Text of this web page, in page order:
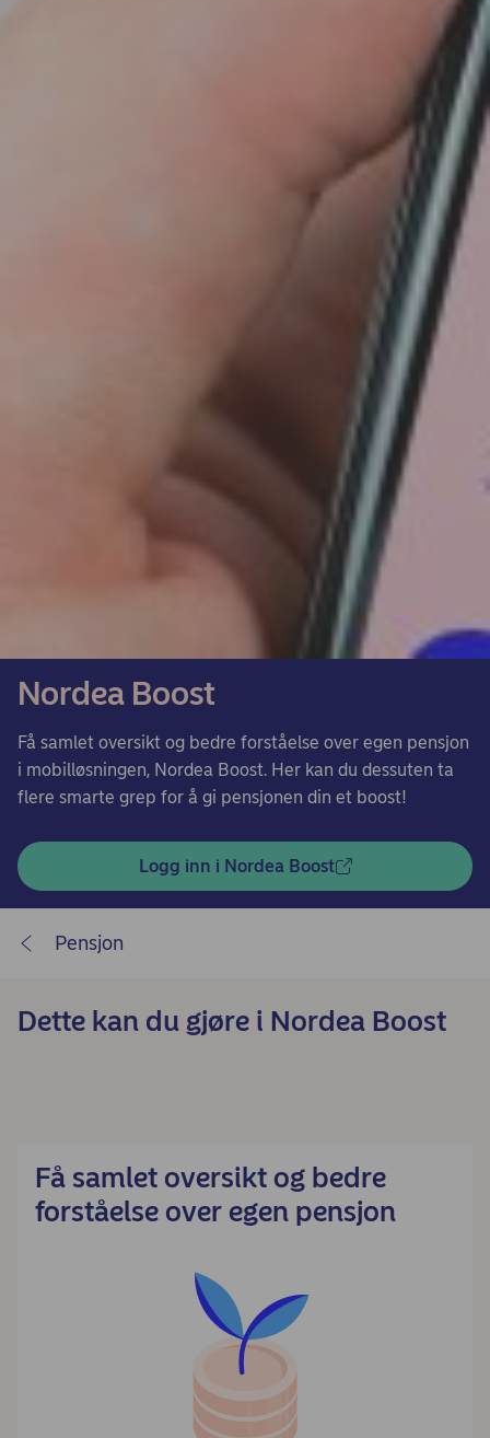
Nordea Boost
Få samlet oversikt og bedre forståelse over egen pensjon
i mobilløsningen, Nordea Boost. Her kan du dessuten ta
flere smarte grep for å gi pensjonen din et boost!
Logg inn i Nordea Boost
Pensjon
Dette kan du gjøre i Nordea Boost
Få samlet oversikt og bedre
forståelse over egen pensjon